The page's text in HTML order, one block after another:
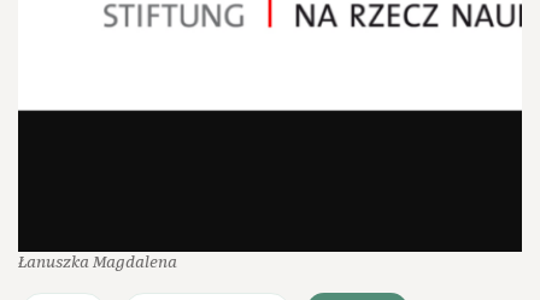
Łanuszka Magdalena